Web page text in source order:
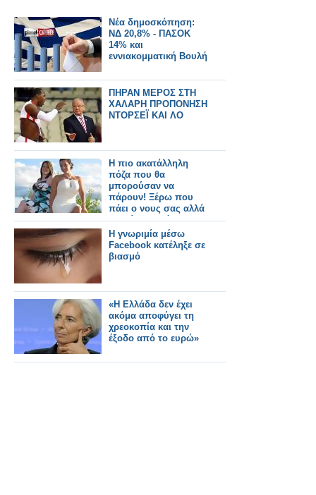
Νέα δημοσκόπηση:
ΝΔ 20,8% - ΠΑΣΟΚ
14% και
εννιακομματική Βουλή
ΠΗΡΑΝ ΜΕΡΟΣ ΣΤΗ
ΧΑΛΑΡΗ ΠΡΟΠΟΝΗΣΗ
ΝΤΟΡΣΕΪ ΚΑΙ ΛΟ
Η πιο ακατάλληλη
πόζα που θα
μπορούσαν να
πάρουν! Ξέρω που
πάει ο νους σας αλλά
δεν είναι αυτό [φωτο]
Η γνωριμία μέσω
Facebook κατέληξε σε
βιασμό
«Η Ελλάδα δεν έχει
ακόμα αποφύγει τη
χρεοκοπία και την
έξοδο από το ευρώ»